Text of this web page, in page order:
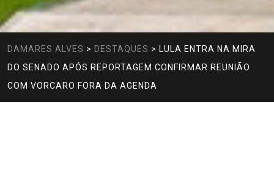
DAMARES ALVES > DESTAQUES > LULA ENTRA NA MIRA
DO SENADO APÓS REPORTAGEM CONFIRMAR REUNIÃO
COM VORCARO FORA DA AGENDA